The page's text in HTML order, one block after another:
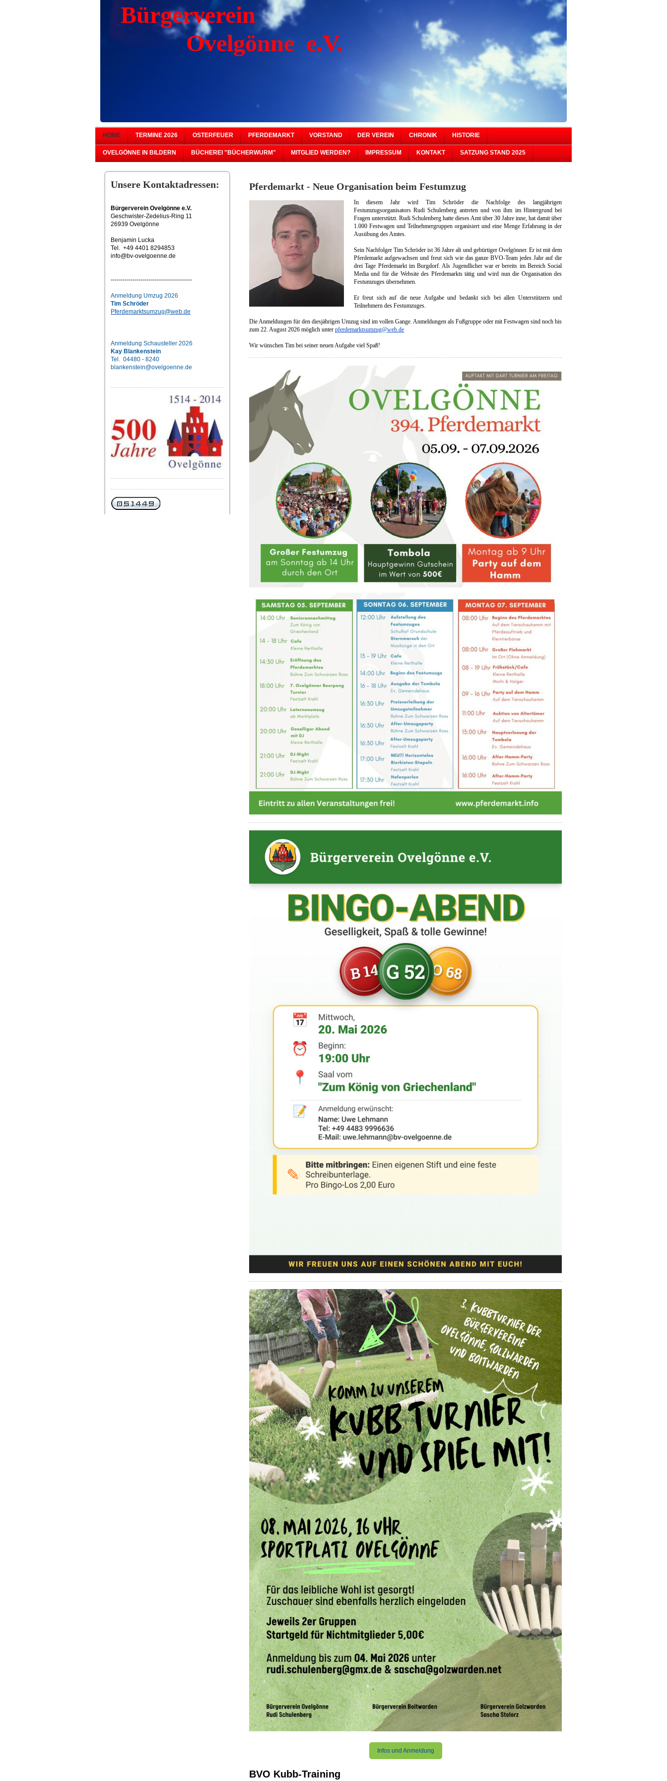
Bürgerverein
Ovelgönne e.V.
HOME TERMINE 2026 OSTERFEUER PFERDEMARKT VORSTAND DER VEREIN CHRONIK HISTORIE
OVELGÖNNE IN BILDERN BÜCHEREI "BÜCHERWURM" MITGLIED WERDEN? IMPRESSUM KONTAKT SATZUNG STAND 2025
Unsere Kontaktadressen:
Bürgerverein Ovelgönne e.V.
Geschwister-Zedelius-Ring 11
26939 Ovelgönne
Benjamin Lucka
Tel. +49 4401 8294853
info@bv-ovelgoenne.de
-----------------------------------------
Anmeldung Umzug 2026
Tim Schröder
Pferdemarktsumzug@web.de
Anmeldung Schausteller 2026
Kay Blankenstein
Tel. 04480 - 8240
blankenstein@ovelgoenne.de
Pferdemarkt - Neue Organisation beim Festumzug
In diesem Jahr wird Tim Schröder die Nachfolge des langjährigen
Festumzugsorganisators Rudi Schulenberg antreten und von ihm im Hintergrund bei
Fragen unterstützt. Rudi Schulenberg hatte dieses Amt über 30 Jahre inne, hat damit über
1.000 Festwagen und Teilnehmergruppen organisiert und eine Menge Erfahrung in der
Ausübung des Amtes.
Sein Nachfolger Tim Schröder ist 36 Jahre alt und gebürtiger Ovelgönner. Er ist mit dem
Pferdemarkt aufgewachsen und freut sich wie das ganze BVO-Team jedes Jahr auf die
drei Tage Pferdemarkt im Burgdorf. Als Jugendlicher war er bereits im Bereich Social
Media und für die Website des Pferdemarkts tätig und wird nun die Organisation des
Festumzuges übernehmen.
Er freut sich auf die neue Aufgabe und bedankt sich bei allen Unterstützern und
Teilnehmern des Festumzuges.
Die Anmeldungen für den diesjährigen Umzug sind im vollen Gange. Anmeldungen als Fußgruppe oder mit Festwagen sind noch bis
zum 22. August 2026 möglich unter pferdemarktsumzug@web.de
Wir wünschen Tim bei seiner neuen Aufgabe viel Spaß!
Infos und Anmeldung
BVO Kubb-Training